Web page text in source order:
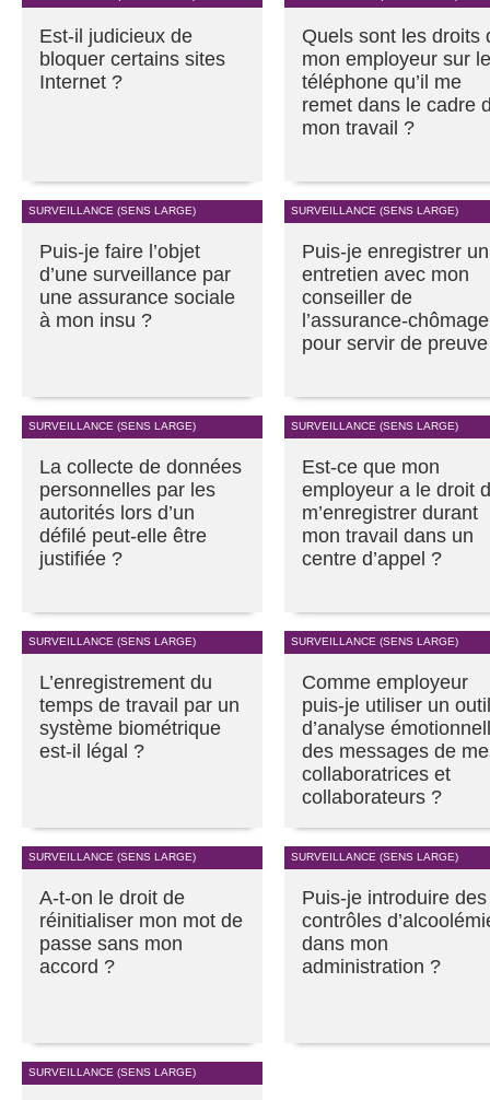
Est-il judicieux de
bloquer certains sites
Internet ?
Quels sont les droits
mon employeur sur le
téléphone qu’il me
remet dans le cadre
mon travail ?
SURVEILLANCE (SENS LARGE)
Puis-je faire l’objet
d’une surveillance par
une assurance sociale
à mon insu ?
SURVEILLANCE (SENS LARGE)
Puis-je enregistrer un
entretien avec mon
conseiller de
l’assurance-chômage
pour servir de
SURVEILLANCE (SENS LARGE)
La collecte de données
personnelles par les
autorités lors d’un
défilé peut-elle être
justifiée ?
SURVEILLANCE (SENS LARGE)
Est-ce que mon
employeur a le droit
m’enregistrer durant
mon travail dans un
centre d’appel ?
SURVEILLANCE (SENS LARGE)
L’enregistrement du
temps de travail par un
système biométrique
est-il légal ?
SURVEILLANCE (SENS LARGE)
Comme employeur
puis-je utiliser un outil
d’analyse
des messages de
collaboratrices et
collaborateurs ?
SURVEILLANCE (SENS LARGE)
A-t-on le droit de
réinitialiser mon mot de
passe sans mon
accord ?
SURVEILLANCE (SENS LARGE)
Puis-je introduire des
contrôles
dans mon
administration ?
SURVEILLANCE (SENS LARGE)